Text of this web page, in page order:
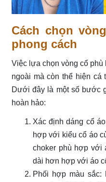
Cách chọn
phong cách
Việc lựa chọn vòng cổ
ngoài mà còn thể hiện cá
Dưới đây là một số bước
hoàn hảo:
Xác định dáng cổ
hợp với kiểu cổ áo
choker phù hợp với
dài hơn hợp với áo
Phối hợp màu sắc: